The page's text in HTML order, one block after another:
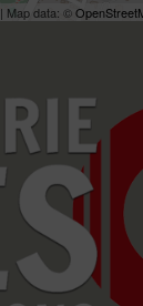
| Map data: ©